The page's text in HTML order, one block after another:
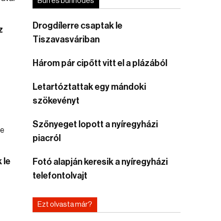
le
Drogdílerre csaptak le
Tiszavasváriban
Három pár cipőtt vitt el a plázából
Letartóztattak egy mándoki
szökevényt
Szőnyeget lopott a nyíregyházi
piacról
Fotó alapján keresik a nyíregyházi
telefontolvajt
Ezt olvasta már?